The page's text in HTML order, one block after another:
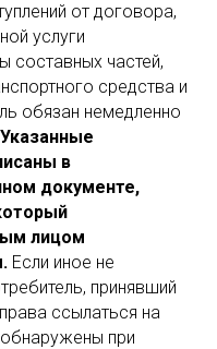
от договора,
услуги
составных частей,
средства и
обязан немедленно
Указанные
в
документе,
лицом
Если иное не
принявший
ссылаться на
при